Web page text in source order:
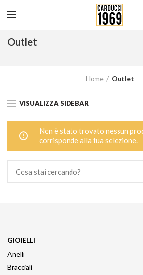
Outlet
Home Outlet
VISUALIZZA SIDEBAR
Non è stato trovato nessun
corrisponde alla tua selezione.
GIOIELLI
Anelli
Bracciali